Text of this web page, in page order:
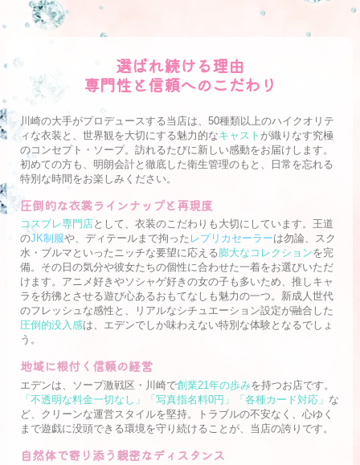
選ばれ続ける理由
専門性と信頼へのこだわり
川崎の大手がプロデュースする当店は、50種類以上のハイクオリテ
ィな衣装と、世界観を大切にする魅力的なキャスト が織りなす究極
のコンセプト・ソープ。訪れるたびに新しい感動をお届けします。
初めての方も、明朗会計と徹底した衛生管理のもと、日常を忘れる
特別な時間をお楽しみください。
圧倒的な衣裳ラインナップと再現度
コスプレ専門店 として、衣装のこだわりも大切にしています。王道
のJK制服や、ディテールまで拘った レプリカセーラーは勿論、スク
水・ブルマといったニッチな要望に応える膨大なコレクションを完
備。その日の気分や彼女たちの個性に合わせた一着をお選びいただ
けます。アニメ好きやソシャゲ好きの女の子も多いため、推しキャ
ラを彷彿とさせる遊び心あるおもてなしも魅力の一つ。新成人世代
のフレッシュな感性と、リアルなシチュエーション設定が融合した
圧倒的没入感は、エデンでしか味わえない特別な体験となるでしょ
う。
地域に根付く信頼の経営
エデンは、ソープ激戦区・川崎で創業21年の歩みを持つお店です。
「不透明な料金一切なし」「写真指名料0円」「各種カード対応」 な
ど、クリーンな運営スタイルを堅持。トラブルの不安なく、心ゆく
まで遊戯に没頭できる環境を守り続けることが、当店の誇りです。
自然体で寄り添う親密なディスタンス